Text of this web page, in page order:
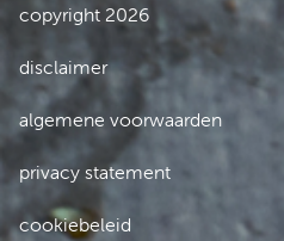
copyright 2026
disclaimer
algemene voorwaarden
privacy statement
cookiebeleid